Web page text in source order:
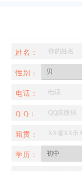
姓名：
性别：
电话：
Q Q：
籍贯：
学历：